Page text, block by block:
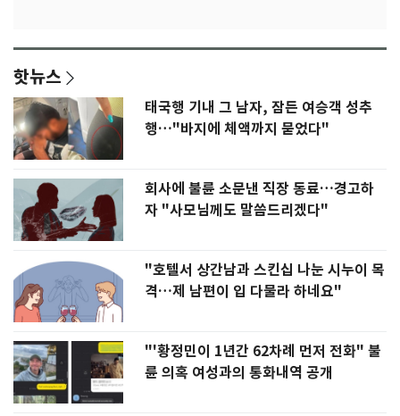
핫뉴스
태국행 기내 그 남자, 잠든 여승객 성추
행…"바지에 체액까지 묻었다"
회사에 불륜 소문낸 직장 동료…경고하
자 "사모님께도 말씀드리겠다"
"호텔서 상간남과 스킨십 나눈 시누이 목
격…제 남편이 입 다물라 하네요"
"'황정민이 1년간 62차례 먼저 전화" 불
륜 의혹 여성과의 통화내역 공개